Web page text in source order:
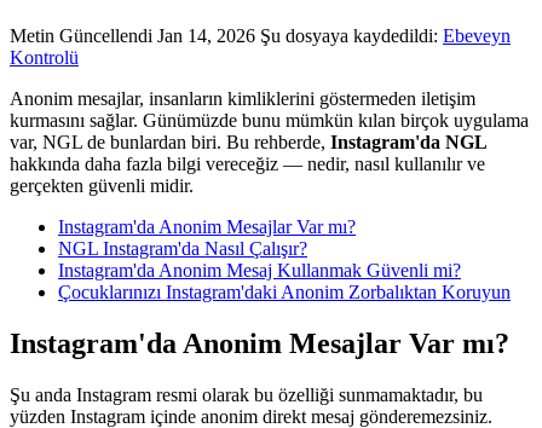
Metin Güncellendi Jan 14, 2026 Şu dosyaya kaydedildi: Ebeveyn
Kontrolü
Anonim mesajlar, insanların kimliklerini göstermeden iletişim
kurmasını sağlar. Günümüzde bunu mümkün kılan birçok uygulama
var, NGL de bunlardan biri. Bu rehberde, Instagram'da NGL
hakkında daha fazla bilgi vereceğiz — nedir, nasıl kullanılır ve
gerçekten güvenli midir.
Instagram'da Anonim Mesajlar Var mı?
NGL Instagram'da Nasıl Çalışır?
Instagram'da Anonim Mesaj Kullanmak Güvenli mi?
Çocuklarınızı Instagram'daki Anonim Zorbalıktan Koruyun
Instagram'da Anonim Mesajlar Var mı?
Şu anda Instagram resmi olarak bu özelliği sunmamaktadır, bu
yüzden Instagram içinde anonim direkt mesaj gönderemezsiniz.